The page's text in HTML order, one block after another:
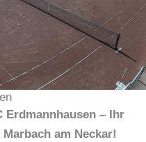
Erdmannhausen – Ihr
am Neckar!